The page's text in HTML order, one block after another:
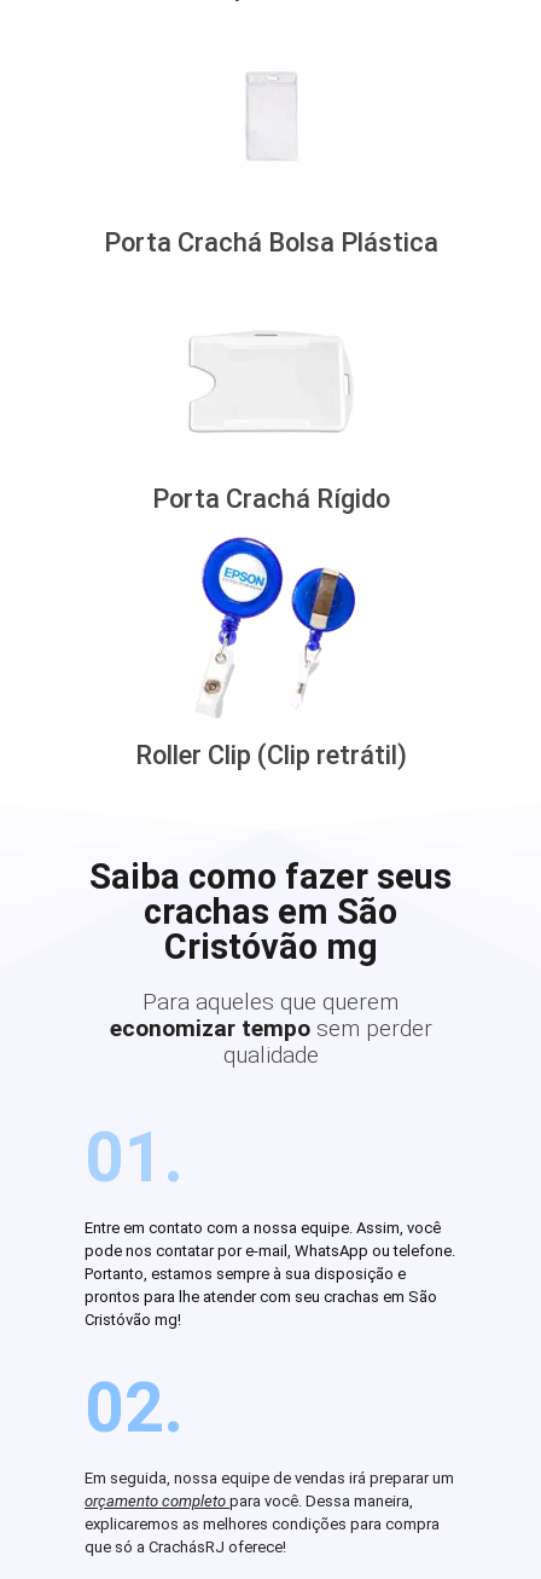
Porta Crachá Bolsa Plástica
Porta Crachá Rígido
Roller Clip (Clip retrátil)
Saiba como fazer seus
crachas em São
Cristóvão mg
Para aqueles que querem
economizar tempo sem perder
qualidade
01.
Entre em contato com a nossa equipe. Assim, você
pode nos contatar por e-mail, WhatsApp ou telefone.
Portanto, estamos sempre à sua disposição e
prontos para lhe atender com seu crachas em São
Cristóvão mg!
02.
Em seguida, nossa equipe de vendas irá preparar um
orçamento completo para você. Dessa maneira,
explicaremos as melhores condições para compra
que só a CrachásRJ oferece!